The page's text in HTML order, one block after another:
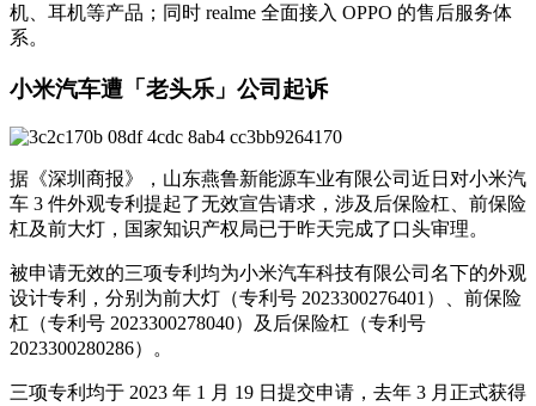
机、耳机等产品；同时 realme 全面接入 OPPO 的售后服务体
系。
小米汽车遭「老头乐」公司起诉
据《深圳商报》，山东燕鲁新能源车业有限公司近日对小米汽
车 3 件外观专利提起了无效宣告请求，涉及后保险杠、前保险
杠及前大灯，国家知识产权局已于昨天完成了口头审理。
被申请无效的三项专利均为小米汽车科技有限公司名下的外观
设计专利，分别为前大灯（专利号 2023300276401）、前保险
杠（专利号 2023300278040）及后保险杠（专利号
2023300280286）。
三项专利均于 2023 年 1 月 19 日提交申请，去年 3 月正式获得